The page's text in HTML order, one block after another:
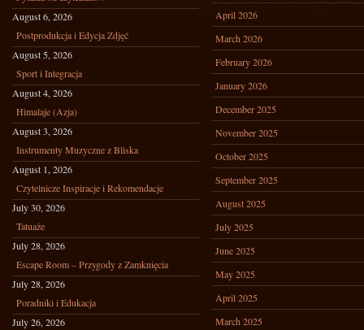
August 6, 2026
Postprodukcja i Edycja Zdjęć
August 5, 2026
Sport i Integracja
August 4, 2026
Himalaje (Azja)
August 3, 2026
Instrumenty Muzyczne z Bliska
August 1, 2026
Czytelnicze Inspiracje i Rekomendacje
July 30, 2026
Tatuaże
July 28, 2026
Escape Room – Przygody z Zamknięcia
July 28, 2026
Poradniki i Edukacja
July 26, 2026
April 2026
March 2026
February 2026
January 2026
December 2025
November 2025
October 2025
September 2025
August 2025
July 2025
June 2025
May 2025
April 2025
March 2025